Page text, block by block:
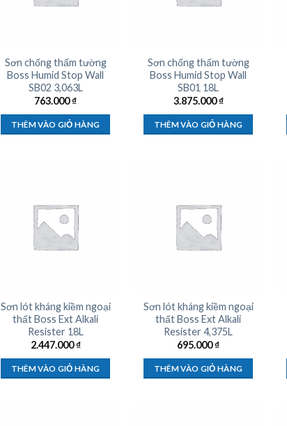
Sơn chống thấm tường
Boss Humid Stop Wall
SB02 3,063L
763.000₫
THÊM VÀO GIỎ HÀNG
Sơn chống thấm tường
Boss Humid Stop Wall
SB01 18L
3.875.000₫
THÊM VÀO GIỎ HÀNG
Sơn lót kháng kiềm ngoại
thất Boss Ext Alkali
Resister 18L
2.447.000₫
THÊM VÀO GIỎ HÀNG
Sơn lót kháng kiềm ngoại
thất Boss Ext Alkali
Resister 4,375L
695.000₫
THÊM VÀO GIỎ HÀNG